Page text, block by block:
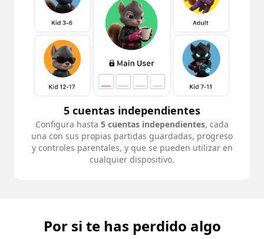
5 cuentas independientes
Configura hasta 5 cuentas independientes, cada
una con sus propias partidas guardadas, progreso
y controles parentales, y que se pueden utilizar en
cualquier dispositivo.
Por si te has perdido algo